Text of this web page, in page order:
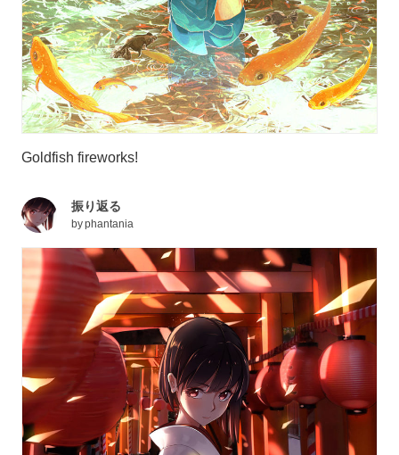
Goldfish fireworks!
振り返る
byphantania